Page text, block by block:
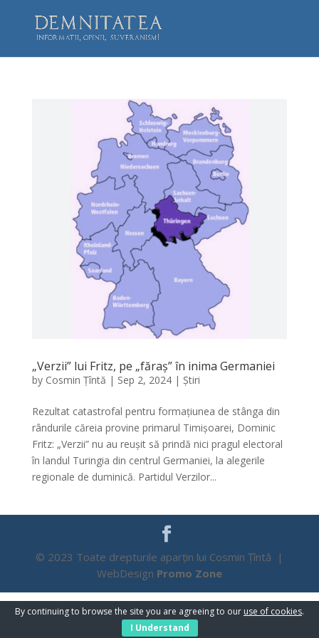
„Verzii” lui Fritz, pe „făraș” în inima Germaniei
by Cosmin Țîntă | Sep 2, 2024| Știri
Rezultat catastrofal pentru formațiunea de stânga din
rândurile căreia provine primarul Timișoarei, Dominic
Fritz: „Verzii” nu au reușit să prindă nici pragul electoral
în landul Turingia din centrul Germaniei, la alegerile
regionale de duminică. Partidul Verzilor...
© 2023 Toate drepturile aparțin lui Cosmin Țîntă |
WebDesign Promo Zone
By continuing to browse the site you are agreeing to our use of cookies.
I Understand